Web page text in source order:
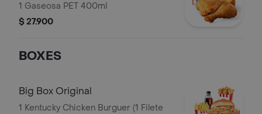
1 Gaseosa PET 400ml
$ 27.900
BOXES
Big Box Original
1 Kentucky Chicken Burguer (1 Filete